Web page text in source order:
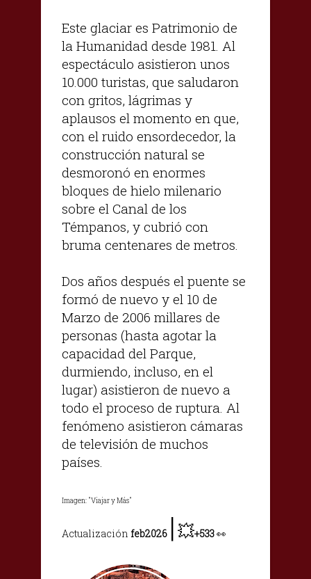
Este glaciar es Patrimonio de
la Humanidad desde 1981. Al
espectáculo asistieron unos
10.000 turistas, que saludaron
con gritos, lágrimas y
aplausos el momento en que,
con el ruido ensordecedor, la
construcción natural se
desmoronó en enormes
bloques de hielo milenario
sobre el Canal de los
Témpanos, y cubrió con
bruma centenares de metros.
Dos años después el puente se
formó de nuevo y el 10 de
Marzo de 2006 millares de
personas (hasta agotar la
capacidad del Parque,
durmiendo, incluso, en el
lugar) asistieron de nuevo a
todo el proceso de ruptura. Al
fenómeno asistieron cámaras
de televisión de muchos
países.
Imagen: "Viajar y Más"
Actualización feb2026 |💥+533👀